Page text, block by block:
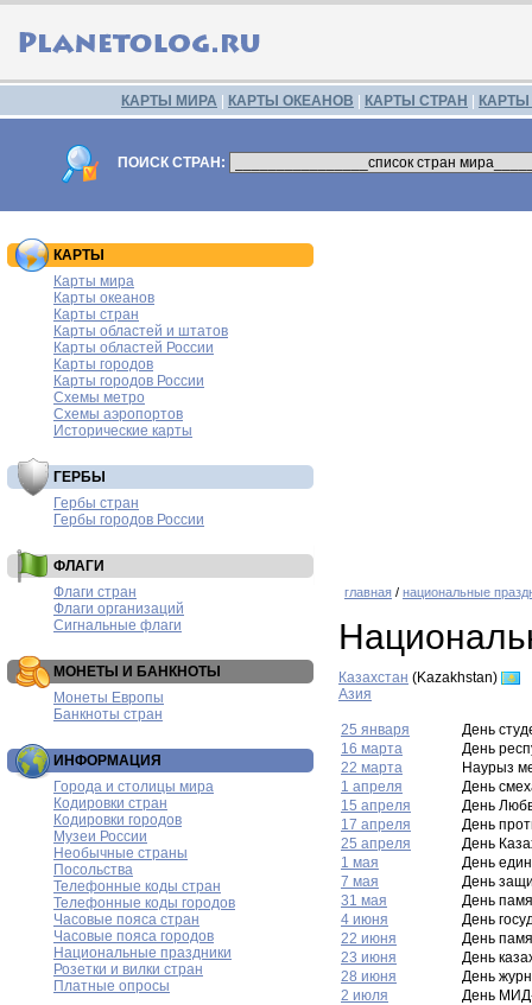
КАРТЫ МИРА КАРТЫ ОКЕАНОВ КАРТЫ СТРАН
ПОИСК СТРАН:
КАРТЫ
Карты мира
Карты океанов
Карты стран
Карты областей и штатов
Карты областей России
Карты городов
Карты городов России
Схемы метро
Схемы аэропортов
Исторические карты
ГЕРБЫ
Гербы стран
Гербы городов России
ФЛАГИ
Флаги стран
Флаги организаций
Сигнальные флаги
МОНЕТЫ И БАНКНОТЫ
Монеты Европы
Банкноты стран
ИНФОРМАЦИЯ
Города и столицы мира
Кодировки стран
Кодировки городов
Музеи России
Необычные страны
Посольства
Телефонные коды стран
Телефонные коды городов
Часовые пояса стран
Часовые пояса городов
Национальные праздники
Розетки и вилки стран
Платные опросы
главная / национальные
Казахстан (Kazakhstan)
Азия
25 января
День
16 марта
День
22 марта
Наурыз
1 апреля
День
15 апреля
День
17 апреля
День
25 апреля
День
1 мая
День
7 мая
День
31 мая
День
4 июня
День
22 июня
День
23 июня
День
28 июня
День
2 июля
День МИД-